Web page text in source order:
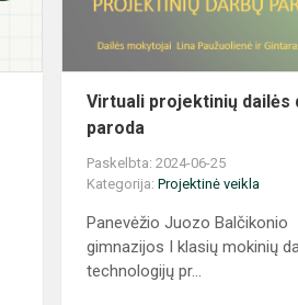
Virtuali projektinių dailės
paroda
Paskelbta: 2024-06-25
Kategorija:Projektinė veikla
Panevėžio Juozo Balčikonio
gimnazijos I klasių mokinių
technologijų pr...